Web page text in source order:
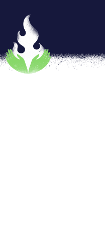
Las rebeldías
por "RotmInas" somos
Cada 13 de octubre en